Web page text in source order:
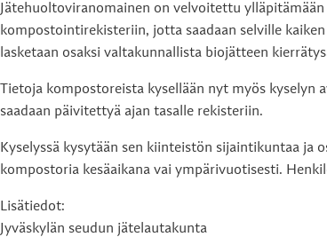
Jätehuoltoviranomainen on velvoitettu
kompostointirekisteriin, jotta saadaan selville
lasketaan osaksi valtakunnallista biojätteen
Tietoja kompostoreista kysellään nyt myös
saadaan päivitettyä ajan tasalle rekisteriin.
Kyselyssä kysytään sen kiinteistön sijaintikuntaa
kompostoria kesäaikana vai ympärivuotisesti.
Lisätiedot:
Jyväskylän seudun jätelautakunta